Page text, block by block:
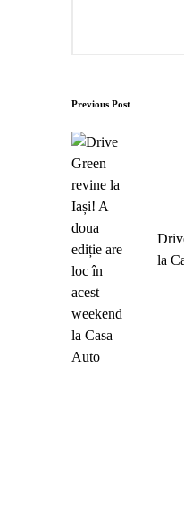
Post
navigation
Previous Post
la